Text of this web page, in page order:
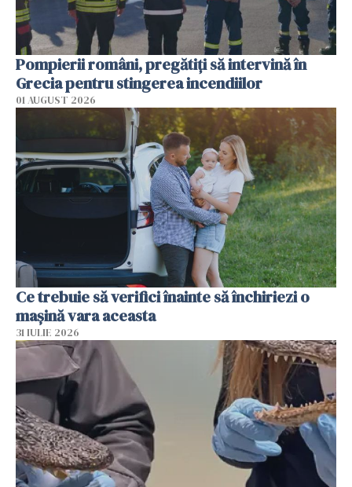
Pompierii români, pregătiţi să intervină în
Grecia pentru stingerea incendiilor
01 AUGUST 2026
Ce trebuie să verifici înainte să închiriezi o
mașină vara aceasta
31 IULIE 2026